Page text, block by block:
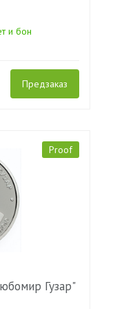
и бон
Предзаказ
Proof
Гузар"